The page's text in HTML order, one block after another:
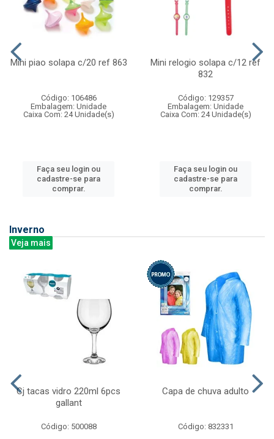
Mini piao solapa c/20 ref 863
Código: 106486
Embalagem: Unidade
Caixa Com: 24 Unidade(s)
Faça seu login ou
cadastre-se para
comprar.
Mini relogio solapa c/12 ref
832
Código: 129357
Embalagem: Unidade
Caixa Com: 24 Unidade(s)
Faça seu login ou
cadastre-se para
comprar.
Inverno
Veja mais
Cj tacas vidro 220ml 6pcs
gallant
Código: 500088
Capa de chuva adulto
Código: 832331